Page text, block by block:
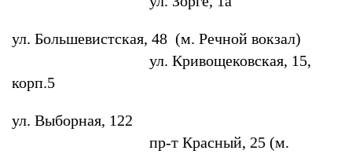
ул. Большевистская, 48 (м. Речной вокзал)
ул. Кривощековская, 15,
корп.5
ул. Выборная, 122
пр-т Красный, 25 (м.